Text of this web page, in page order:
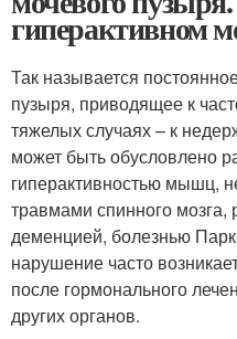
гиперактивном
Так называется
пузыря, приводящее к
тяжелых случаях – к
может быть обусловлено
гиперактивностью мышц,
травмами спинного
деменцией, болезнью
нарушение часто
после гормонального
других органов.